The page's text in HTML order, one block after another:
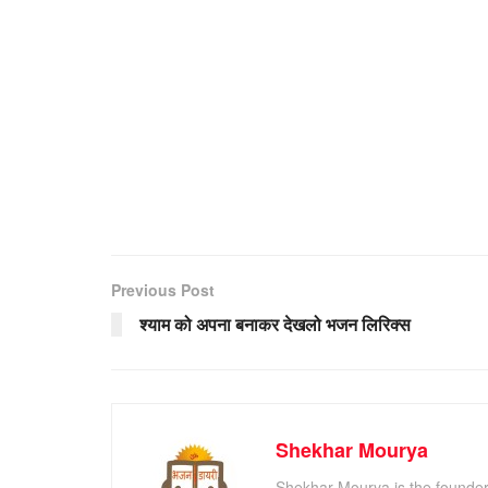
Previous Post
श्याम को अपना बनाकर देखलो भजन लिरिक्स
Shekhar Mourya